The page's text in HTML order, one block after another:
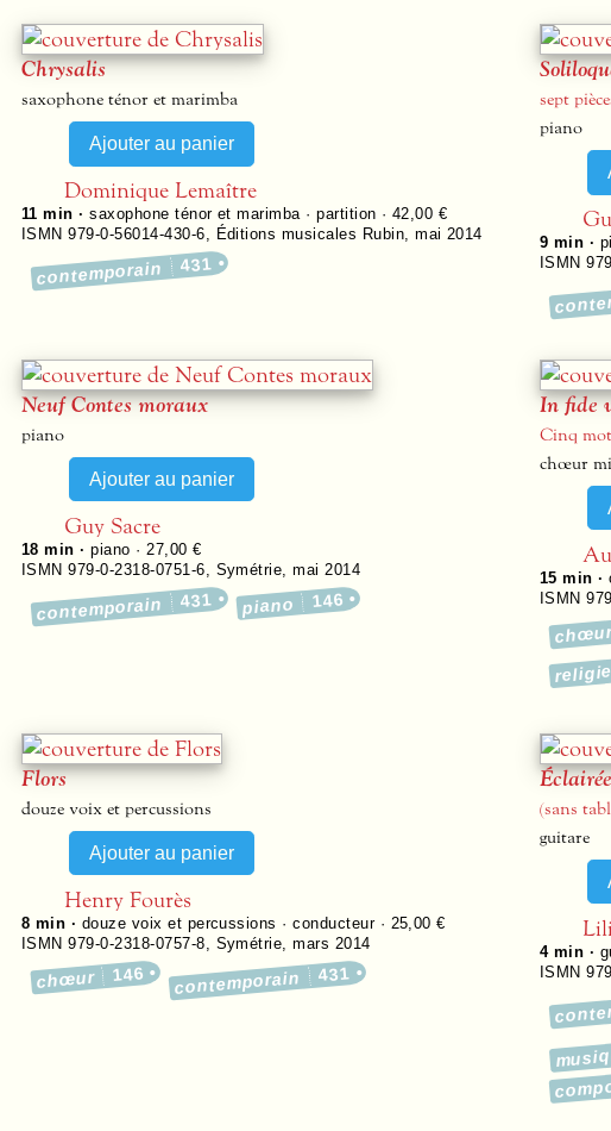
Chrysalis
saxophone ténor et marimba
Dominique Lemaître
11 min ·saxophone ténor et marimba · partition · 42,00 €
ISMN 979-0-56014-430-6
Éditions musicales Rubin ,mai 2014
contemporain 431
sept
piano
9 min ·
ISMN
Neuf Contes moraux
piano
Guy Sacre
18 min ·piano · 27,00 €
ISMN 979-0-2318-0751-6
Symétrie ,mai 2014
contemporain 431 piano 146
In fide
Cinq
chœur
15 min ·
ISMN
Flors
douze voix et percussions
Henry Fourès
8 min · douze voix et percussions · conducteur · 25,00 €
ISMN 979-0-2318-0757-8
Symétrie ,mars 2014
chœur 146 contemporain 431
(sans
guitare
4 min ·
ISMN